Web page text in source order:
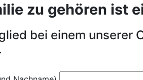
zu gehören ist
bei einem unserer